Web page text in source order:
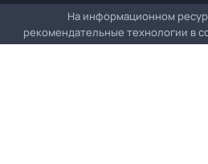
На информационном
рекомендательные технологии в